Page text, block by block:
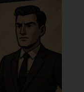
στο να